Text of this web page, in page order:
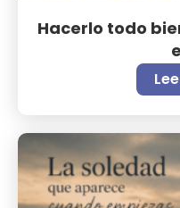
Hacerlo todo